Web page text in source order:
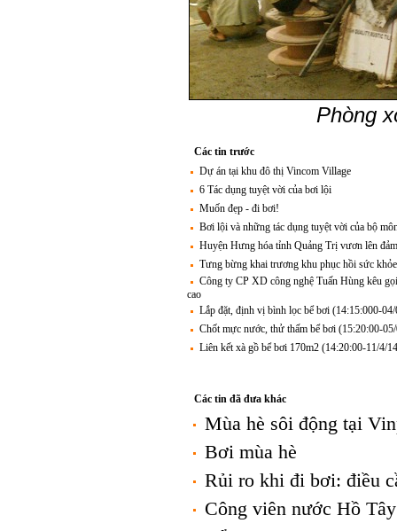
Phòng
Các tin trước
Dự án tại khu đô thị Vincom Village
6 Tác dụng tuyệt vời của bơi lội
Muốn đẹp - đi bơi!
Bơi lội và những tác dụng tuyệt vời của bộ
Huyện Hưng hóa tỉnh Quảng Trị vươn lên
Tưng bừng khai trương khu phục hồi sức
Công ty CP XD công nghệ Tuấn Hùng kêu
cao
Lắp đặt, định vị bình lọc bể bơi (14:15:000-
Chốt mực nước, thử thấm bể bơi (15:20:00-
Liên kết xà gồ bể bơi 170m2 (14:20:00-11/4/
Các tin đã đưa khác
Mùa hè sôi động tại
Bơi mùa hè
Rủi ro khi đi bơi: điều
Công viên nước Hồ Tây